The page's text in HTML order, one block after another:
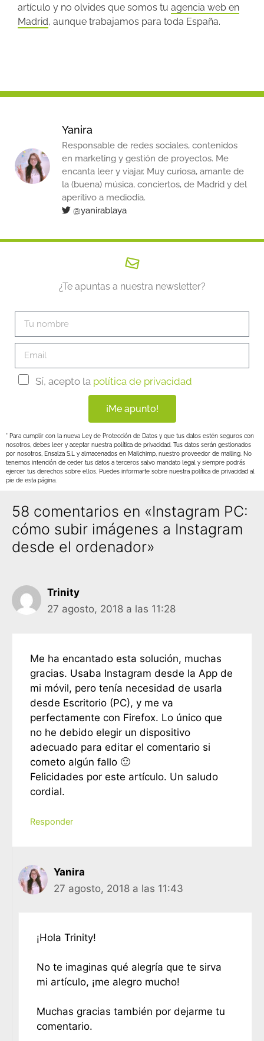
artículo y no olvides que somos tu agencia web en
Madrid, aunque trabajamos para toda España.
Yanira
Responsable de redes sociales, contenidos
en marketing y gestión de proyectos. Me
encanta leer y viajar. Muy curiosa, amante de
la (buena) música, conciertos, de Madrid y del
aperitivo a mediodía.
@yanirablaya
¿Te apuntas a nuestra newsletter?
Sí, acepto la política de privacidad
¡Me apunto!
* Para cumplir con la nueva Ley de Protección de Datos y que tus datos estén seguros con
nosotros, debes leer y aceptar nuestra política de privacidad. Tus datos serán gestionados
por nosotros, Ensalza S.L y almacenados en Mailchimp, nuestro proveedor de mailing. No
tenemos intención de ceder tus datos a terceros salvo mandato legal y siempre podrás
ejercer tus derechos sobre ellos. Puedes informarte sobre nuestra política de privacidad al
pie de esta página.
58 comentarios en «Instagram PC:
cómo subir imágenes a Instagram
desde el ordenador»
Trinity
27 agosto, 2018 a las 11:28
Me ha encantado esta solución, muchas
gracias. Usaba Instagram desde la App de
mi móvil, pero tenía necesidad de usarla
desde Escritorio (PC), y me va
perfectamente con Firefox. Lo único que
no he debido elegir un dispositivo
adecuado para editar el comentario si
cometo algún fallo 🙂
Felicidades por este artículo. Un saludo
cordial.
Responder
Yanira
27 agosto, 2018 a las 11:43
¡Hola Trinity!
No te imaginas qué alegría que te sirva
mi artículo, ¡me alegro mucho!
Muchas gracias también por dejarme tu
comentario.